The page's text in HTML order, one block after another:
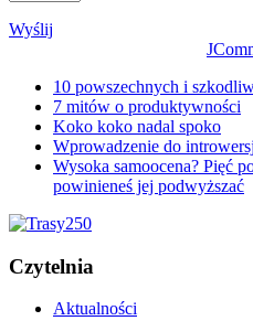
Wyślij
10 powszechnych i
7 mitów o produktywności
Koko koko nadal spoko
Wprowadzenie do
Wysoka samoocena? Pięć
powinieneś jej podwyższać
Czytelnia
Aktualności